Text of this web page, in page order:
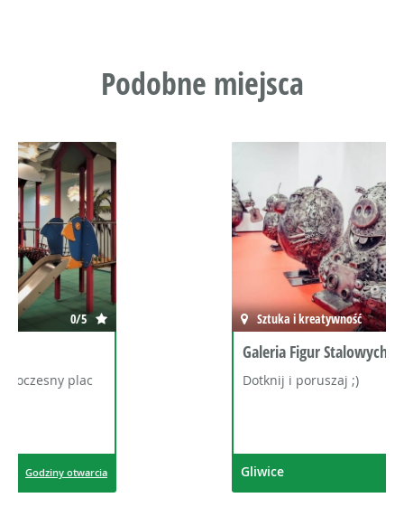
Podobne miejsca
Sztuka i kreatywność 0/5
Galeria Figur Stalowych
Godziny otwarcia